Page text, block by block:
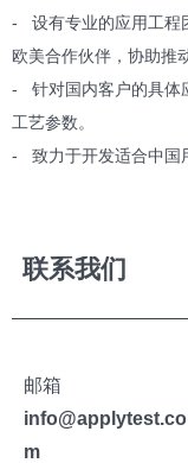
- 设有专业的应用工程
欧美合作伙伴，协助推
- 针对国内客户的具体
工艺参数。
- 致力于开发适合中国
邮箱
info@applytest.co
m
联系我们